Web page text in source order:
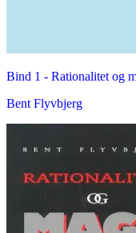
Bind 1 - Rationalitet og
Bent Flyvbjerg